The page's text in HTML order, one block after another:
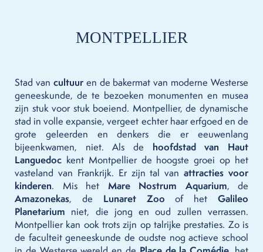
MONTPELLIER
Stad van cultuuren de bakermat van moderne Westerse
geneeskunde, de te bezoeken monumenten en musea
zijn stuk voor stuk boeiend. Montpellier, de dynamische
stad in volle expansie, vergeet echter haar erfgoed en de
grote geleerden en denkers die er eeuwenlang
bijeenkwamen, niet. Als de hoofdstad van Haut
Languedoc kent Montpellier de hoogste groei op het
vasteland van Frankrijk. Er zijn tal vanattracties voor
kinderen. Mis het Mare Nostrum Aquarium, de
Amazonekas, de Lunaret Zoo of hetGalileo
Planetarium niet, die jong en oud zullen verrassen.
Montpellier kan ook trots zijn op talrijke prestaties. Zo is
de faculteit geneeskunde de oudste nog actieve school